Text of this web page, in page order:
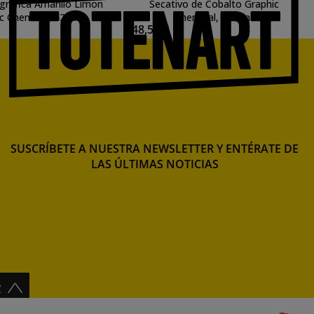
Amarillo Limon
Chemical, 425 ml.
Secativo de Cobalto Graphic
Chemical, 570 ml.
48,51 €
SUSCRÍBETE A NUESTRA NEWSLETTER Y ENTÉRATE DE
LAS ÚLTIMAS NOTICIAS